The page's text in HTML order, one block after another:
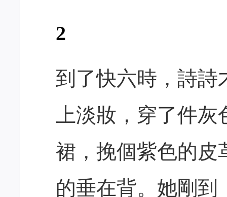
2
到了快六時，詩詩
上淡妝，穿了件
裙，挽個紫色的皮
的垂在背。她剛到